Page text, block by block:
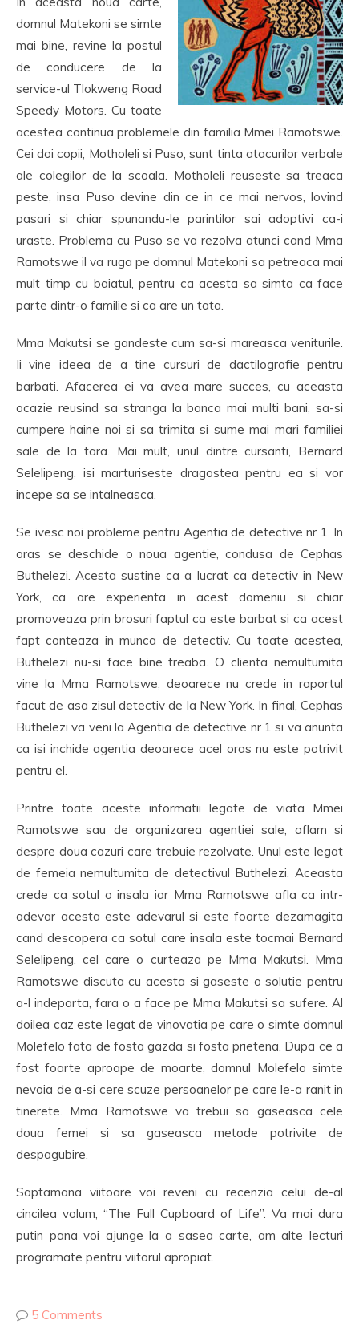
domnul Matekoni se simte
mai bine, revine la postul
de conducere de la
service-ul Tlokweng Road
Speedy Motors. Cu toate
acestea continua problemele din familia Mmei Ramotswe.
Cei doi copii, Motholeli si Puso, sunt tinta atacurilor verbale
ale colegilor de la scoala. Motholeli reuseste sa treaca
peste, insa Puso devine din ce in ce mai nervos, lovind
pasari si chiar spunandu-le parintilor sai adoptivi ca-i
uraste. Problema cu Puso se va rezolva atunci cand Mma
Ramotswe il va ruga pe domnul Matekoni sa petreaca mai
mult timp cu baiatul, pentru ca acesta sa simta ca face
parte dintr-o familie si ca are un tata.
Mma Makutsi se gandeste cum sa-si mareasca veniturile.
Ii vine ideea de a tine cursuri de dactilografie pentru
barbati. Afacerea ei va avea mare succes, cu aceasta
ocazie reusind sa stranga la banca mai multi bani, sa-si
cumpere haine noi si sa trimita si sume mai mari familiei
sale de la tara. Mai mult, unul dintre cursanti, Bernard
Selelipeng, isi marturiseste dragostea pentru ea si vor
incepe sa se intalneasca.
Se ivesc noi probleme pentru Agentia de detective nr 1. In
oras se deschide o noua agentie, condusa de Cephas
Buthelezi. Acesta sustine ca a lucrat ca detectiv in New
York, ca are experienta in acest domeniu si chiar
promoveaza prin brosuri faptul ca este barbat si ca acest
fapt conteaza in munca de detectiv. Cu toate acestea,
Buthelezi nu-si face bine treaba. O clienta nemultumita
vine la Mma Ramotswe, deoarece nu crede in raportul
facut de asa zisul detectiv de la New York. In final, Cephas
Buthelezi va veni la Agentia de detective nr 1 si va anunta
ca isi inchide agentia deoarece acel oras nu este potrivit
pentru el.
Printre toate aceste informatii legate de viata Mmei
Ramotswe sau de organizarea agentiei sale, aflam si
despre doua cazuri care trebuie rezolvate. Unul este legat
de femeia nemultumita de detectivul Buthelezi. Aceasta
crede ca sotul o insala iar Mma Ramotswe afla ca intr-
adevar acesta este adevarul si este foarte dezamagita
cand descopera ca sotul care insala este tocmai Bernard
Selelipeng, cel care o curteaza pe Mma Makutsi. Mma
Ramotswe discuta cu acesta si gaseste o solutie pentru
a-l indeparta, fara o a face pe Mma Makutsi sa sufere. Al
doilea caz este legat de vinovatia pe care o simte domnul
Molefelo fata de fosta gazda si fosta prietena. Dupa ce a
fost foarte aproape de moarte, domnul Molefelo simte
nevoia de a-si cere scuze persoanelor pe care le-a ranit in
tinerete. Mma Ramotswe va trebui sa gaseasca cele
doua femei si sa gaseasca metode potrivite de
despagubire.
Saptamana viitoare voi reveni cu recenzia celui de-al
cincilea volum, “The Full Cupboard of Life”. Va mai dura
putin pana voi ajunge la a sasea carte, am alte lecturi
programate pentru viitorul apropiat.
5 Comments